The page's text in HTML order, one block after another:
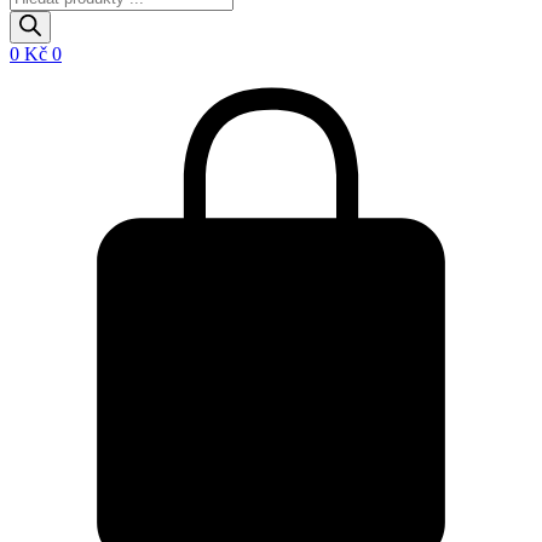
search
0 Kč 0